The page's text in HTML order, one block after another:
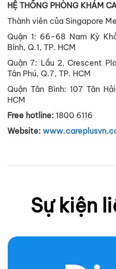
HỆ THỐNG PHÒNG KHÁM
Thành viên của Singapore
Quận 1: 66-68 Nam Kỳ
Bình, Q.1, TP. HCM
Quận 7: Lầu 2, Crescent
Tân Phú, Q.7, TP. HCM
Quận Tân Bình: 107 Tân
HCM
Free hotline: 1800 6116
Website:
Sự kiện